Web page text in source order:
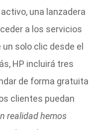
una lanzadera
a los servicios
solo clic desde el
HP incluirá tres
de forma gratuita
clientes puedan
realidad hemos